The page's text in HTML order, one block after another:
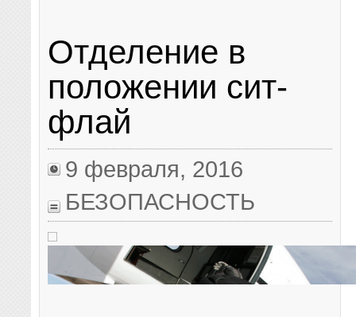
Отделение в
положении сит-
флай
9 февраля, 2016
БЕЗОПАСНОСТЬ